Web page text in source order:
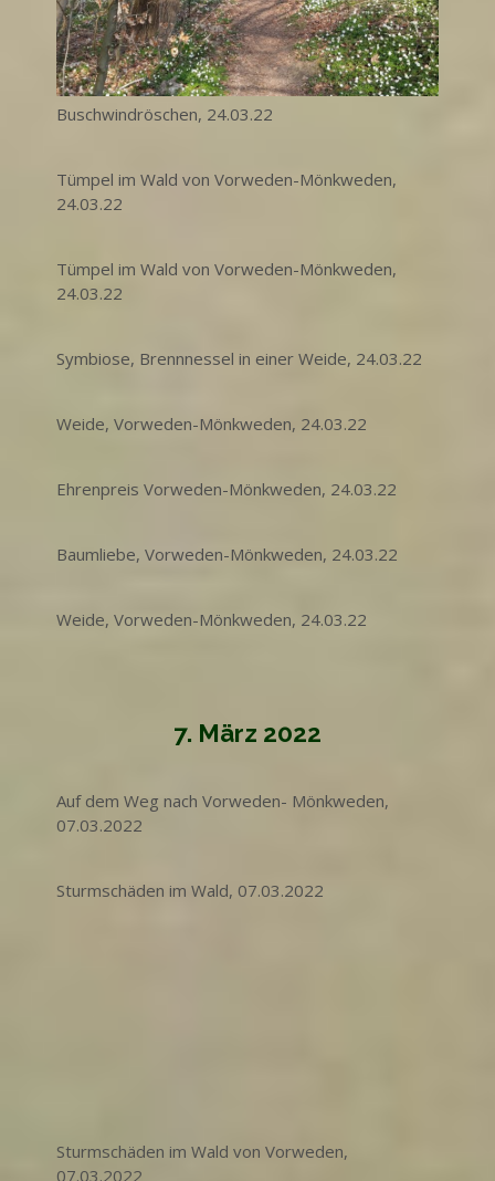
Buschwindröschen, 24.03.22
Tümpel im Wald von Vorweden-Mönkweden,
24.03.22
Tümpel im Wald von Vorweden-Mönkweden,
24.03.22
Symbiose, Brennnessel in einer Weide, 24.03.22
Weide, Vorweden-Mönkweden, 24.03.22
Ehrenpreis Vorweden-Mönkweden, 24.03.22
Baumliebe, Vorweden-Mönkweden, 24.03.22
Weide, Vorweden-Mönkweden, 24.03.22
7. März 2022
Auf dem Weg nach Vorweden- Mönkweden,
07.03.2022
Sturmschäden im Wald, 07.03.2022
Sturmschäden im Wald von Vorweden,
07.03.2022